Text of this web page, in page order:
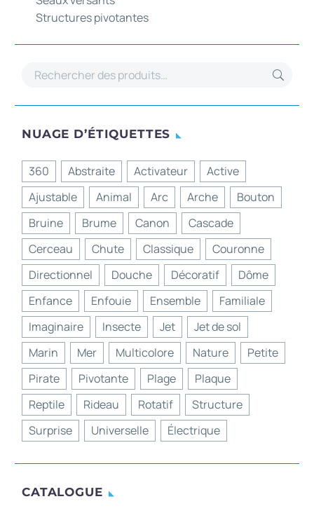
Structures pivotantes
NUAGE D’ÉTIQUETTES
360 Abstraite Activateur
Active
Ajustable
Animal Arc Arche
Bouton
Bruine
Brume Canon
Cascade
Cerceau
Chute Classique
Couronne
Directionnel
Douche Décoratif
Dôme
Enfance
Enfouie Ensemble
Familiale
Imaginaire
Insecte Jet
Jet de sol
Marin
Mer Multicolore Nature
Petite
Pirate
Pivotante Plage
Plaque
Reptile
Rideau Rotatif
Structure
Surprise
Universelle Électrique
CATALOGUE